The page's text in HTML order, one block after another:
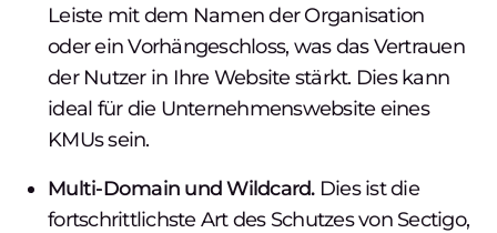
Leiste mit dem Namen der Organisation
oder ein Vorhängeschloss, was das Vertrauen
der Nutzer in Ihre Website stärkt. Dies kann
ideal für die Unternehmenswebsite eines
KMUs sein.
Multi-Domain und Wildcard.Dies ist die
fortschrittlichste Art des Schutzes von Sectigo,